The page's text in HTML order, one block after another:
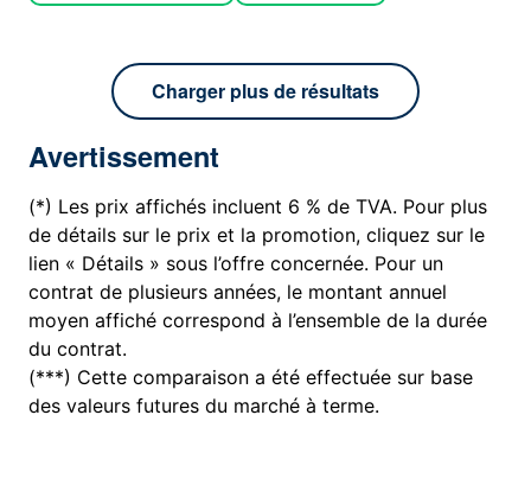
Charger plus de résultats
Avertissement
(*) Les prix affichés incluent 6 % de TVA. Pour plus
de détails sur le prix et la promotion, cliquez sur le
lien « Détails » sous l’offre concernée. Pour un
contrat de plusieurs années, le montant annuel
moyen affiché correspond à l’ensemble de la durée
du contrat.
(***) Cette comparaison a été effectuée sur base
des valeurs futures du marché à terme.